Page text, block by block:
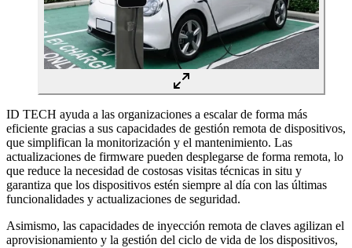
ID TECH ayuda a las organizaciones a escalar de forma más
eficiente gracias a sus capacidades de gestión remota de dispositivos,
que simplifican la monitorización y el mantenimiento. Las
actualizaciones de firmware pueden desplegarse de forma remota, lo
que reduce la necesidad de costosas visitas técnicas in situ y
garantiza que los dispositivos estén siempre al día con las últimas
funcionalidades y actualizaciones de seguridad.
Asimismo, las capacidades de inyección remota de claves agilizan el
aprovisionamiento y la gestión del ciclo de vida de los dispositivos,